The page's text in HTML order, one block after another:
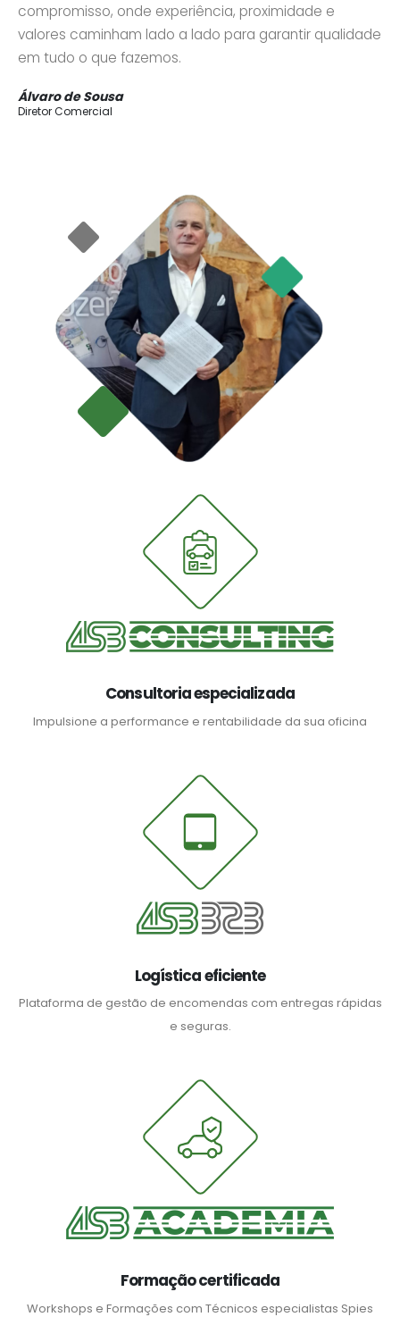
compromisso, onde experiência, proximidade e
valores caminham lado a lado para garantir qualidade
em tudo o que fazemos.
Álvaro de Sousa
Diretor Comercial
Consultoria especializada
Impulsione a performance e rentabilidade da sua oficina
Logística eficiente
Plataforma de gestão de encomendas com entregas rápidas
e seguras.
Formação certificada
Workshops e Formações com Técnicos especialistas Spies